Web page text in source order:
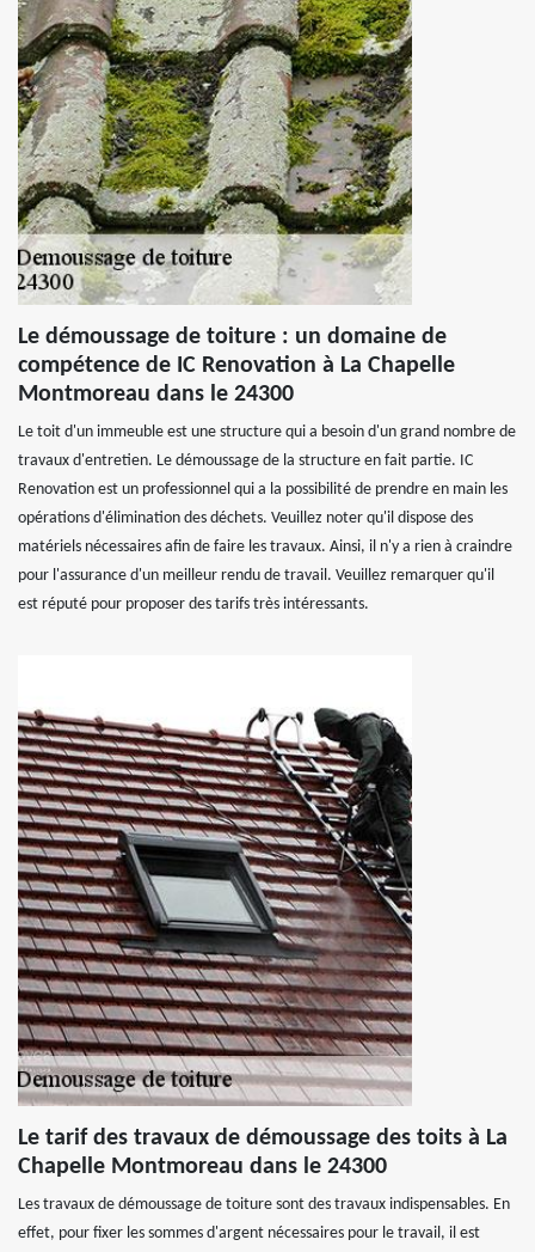
Le démoussage de toiture : un domaine de
compétence de IC Renovation à La Chapelle
Montmoreau dans le 24300
Le toit d'un immeuble est une structure qui a besoin d'un grand nombre de
travaux d'entretien. Le démoussage de la structure en fait partie. IC
Renovation est un professionnel qui a la possibilité de prendre en main les
opérations d'élimination des déchets. Veuillez noter qu'il dispose des
matériels nécessaires afin de faire les travaux. Ainsi, il n'y a rien à craindre
pour l'assurance d'un meilleur rendu de travail. Veuillez remarquer qu'il
est réputé pour proposer des tarifs très intéressants.
Le tarif des travaux de démoussage des toits à La
Chapelle Montmoreau dans le 24300
Les travaux de démoussage de toiture sont des travaux indispensables. En
effet, pour fixer les sommes d'argent nécessaires pour le travail, il est